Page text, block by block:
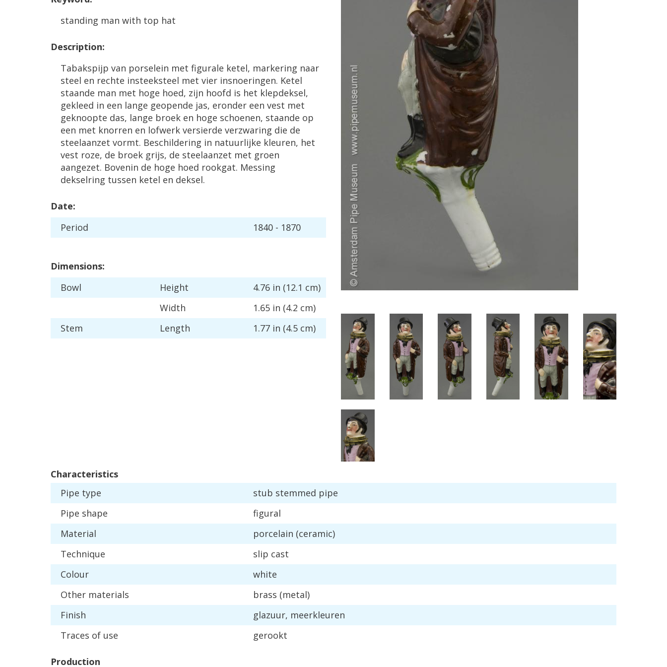
standing man with top hat
Description:
Tabakspijp van porselein met figurale ketel, markering naar
steel en rechte insteeksteel met vier insnoeringen. Ketel
staande man met hoge hoed, zijn hoofd is het klepdeksel,
gekleed in een lange geopende jas, eronder een vest met
geknoopte das, lange broek en hoge schoenen, staande op
een met knorren en lofwerk versierde verzwaring die de
steelaanzet vormt. Beschildering in natuurlijke kleuren, het
vest roze, de broek grijs, de steelaanzet met groen
aangezet. Bovenin de hoge hoed rookgat. Messing
dekselring tussen ketel en deksel.
Date:
Period
1840 - 1870
Dimensions:
Bowl
Height 4.76 in (12.1 cm)
Width
1.65 in (4.2 cm)
Stem
Length 1.77 in (4.5 cm)
Characteristics
Pipe type stub stemmed pipe
Pipe shape
figural
Material
porcelain (ceramic)
Technique
slip cast
Colour
white
Other materials brass (metal)
Finish
glazuur, meerkleuren
Traces of use gerookt
Production